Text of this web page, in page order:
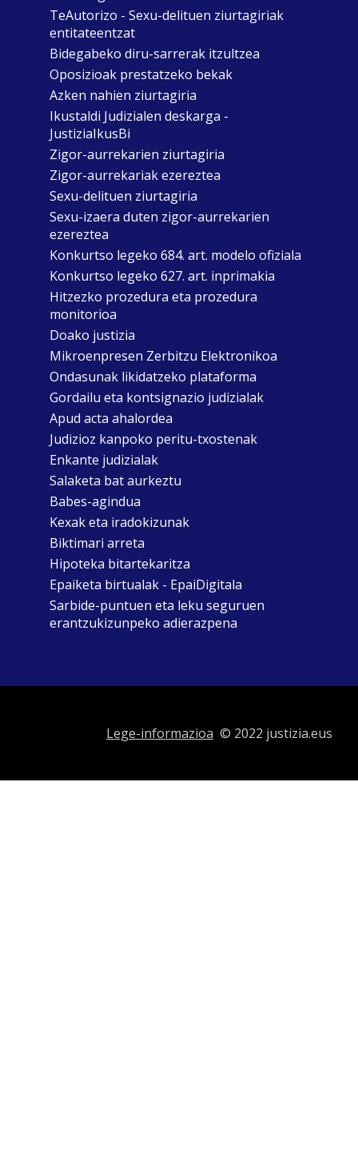
TeAutorizo - Sexu-delituen ziurtagiriak
entitateentzat
Bidegabeko diru-sarrerak itzultzea
Oposizioak prestatzeko bekak
Azken nahien ziurtagiria
Ikustaldi Judizialen deskarga -
JustiziaIkusBi
Zigor-aurrekarien ziurtagiria
Zigor-aurrekariak ezereztea
Sexu-delituen ziurtagiria
Sexu-izaera duten zigor-aurrekarien
ezereztea
Konkurtso legeko 684. art. modelo ofiziala
Konkurtso legeko 627. art. inprimakia
Hitzezko prozedura eta prozedura
monitorioa
Doako justizia
Mikroenpresen Zerbitzu Elektronikoa
Ondasunak likidatzeko plataforma
Gordailu eta kontsignazio judizialak
Apud acta ahalordea
Judizioz kanpoko peritu-txostenak
Enkante judizialak
Salaketa bat aurkeztu
Babes-agindua
Kexak eta iradokizunak
Biktimari arreta
Hipoteka bitartekaritza
Epaiketa birtualak - EpaiDigitala
Sarbide-puntuen eta leku seguruen
erantzukizunpeko adierazpena
Lege-informazioa © 2022 justizia.eus